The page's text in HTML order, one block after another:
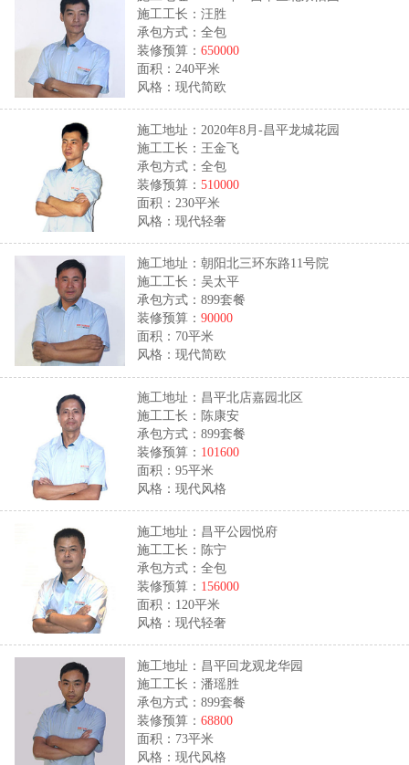
施工工长：汪胜
承包方式：全包
装修预算：650000
面积：240平米
风格：现代简欧
施工地址：2020年8月-昌平龙城花园
施工工长：王金飞
承包方式：全包
装修预算：510000
面积：230平米
风格：现代轻奢
施工地址：朝阳北三环东路11号院
施工工长：吴太平
承包方式：899套餐
装修预算：90000
面积：70平米
风格：现代简欧
施工地址：昌平北店嘉园北区
施工工长：陈康安
承包方式：899套餐
装修预算： 101600
面积：95平米
风格：现代风格
施工地址：昌平公园悦府
施工工长：陈宁
承包方式：全包
装修预算： 156000
面积：120平米
风格：现代轻奢
施工地址：昌平回龙观龙华园
施工工长：潘瑶胜
承包方式：899套餐
装修预算：68800
面积：73平米
风格：现代风格